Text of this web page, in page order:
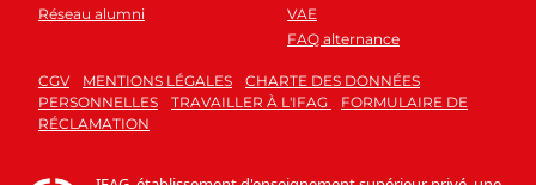
Réseau alumni
VAE
FAQ alternance
CGV MENTIONS LÉGALES
CHARTE DES DONNÉES
PERSONNELLES
TRAVAILLER À L'IFAG
FORMULAIRE DE
RÉCLAMATION